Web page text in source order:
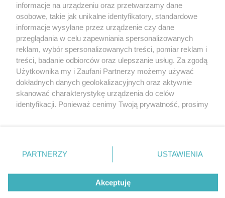
Nie zapomnij
zapoznać się z:
polityką prywatności regulamin korzystania z portali
Twojemiasto
Piekary Śląskie
Chorzów
Tarnowskie Góry
Gliwice
Skontakuj sięz nami
Kontakt
Wydawca
Redakcja
informacje na urządzeniu oraz przetwarzamy dane
osobowe, takie jak unikalne identyfikatory, standardowe
informacje wysyłane przez urządzenie czy dane
przeglądania w celu zapewniania spersonalizowanych
reklam, wybór spersonalizowanych treści, pomiar reklam i
treści, badanie odbiorców oraz ulepszanie usług. Za zgodą
Użytkownika my i Zaufani Partnerzy możemy używać
dokładnych danych geolokalizacyjnych oraz aktywnie
skanować charakterystykę urządzenia do celów
identyfikacji. Ponieważ cenimy Twoją prywatność, prosimy
prywatności znajdujący się w lewym dolnym rogu strony
. Niektóre rodzaje przetwarzania danych nie wymagają
zgody użytkownika, ale masz prawo sprzeciwić się
takiemu przetwarzaniu. Preferencje będą miały
zastosowania tylko na tej witrynie.
PARTNERZY USTAWIENIA
Akceptuję